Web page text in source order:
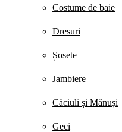
Costume de baie
Dresuri
Șosete
Jambiere
Căciuli și Mănuși
Geci